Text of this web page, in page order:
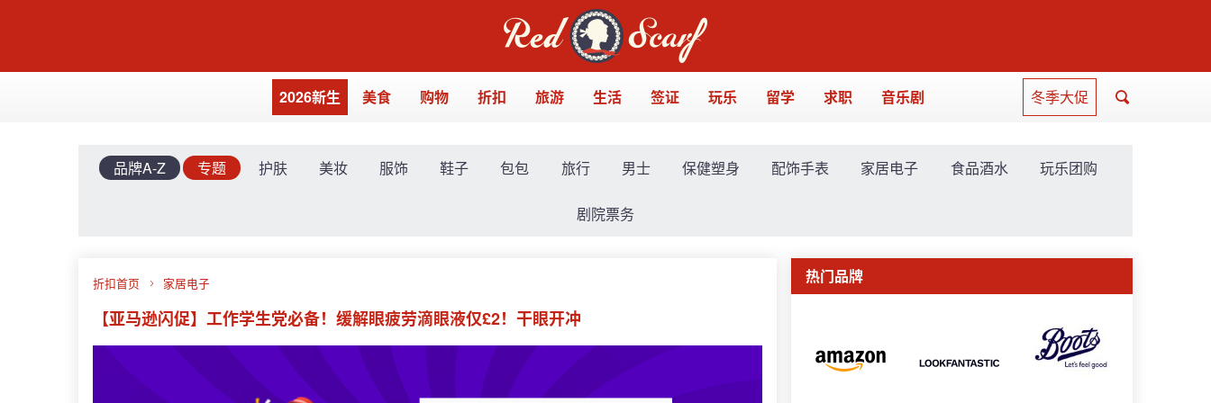
2026新生 美食 购物 折扣 旅游 生活 签证 玩乐 留学 求职 音乐剧 冬季大促
品牌A-Z 专题 护肤 美妆 服饰 鞋子 包包 旅行 男士 保健塑身 配饰手表 家居电子 食品酒水 玩乐团购
剧院票务
折扣首页 家居电子
【亚马逊闪促】工作学生党必备！缓解眼疲劳滴眼液仅£2！干眼开冲
热门品牌